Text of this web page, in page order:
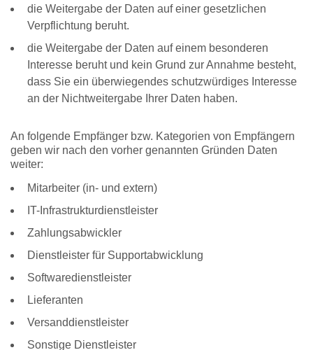
die Weitergabe der Daten auf einer gesetzlichen
Verpflichtung beruht.
die Weitergabe der Daten auf einem besonderen
Interesse beruht und kein Grund zur Annahme besteht,
dass Sie ein überwiegendes schutzwürdiges Interesse
an der Nichtweitergabe Ihrer Daten haben.
An folgende Empfänger bzw. Kategorien von Empfängern
geben wir nach den vorher genannten Gründen Daten
weiter:
Mitarbeiter (in- und extern)
IT-Infrastrukturdienstleister
Zahlungsabwickler
Dienstleister für Supportabwicklung
Softwaredienstleister
Lieferanten
Versanddienstleister
Sonstige Dienstleister